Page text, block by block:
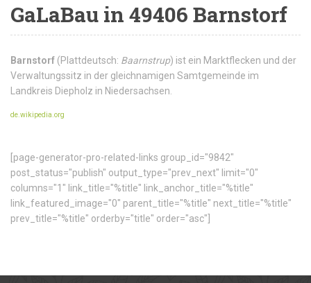
GaLaBau in 49406 Barnstorf
Barnstorf (Plattdeutsch: Baarnstrup) ist ein Marktflecken und der
Verwaltungssitz in der gleichnamigen Samtgemeinde im
Landkreis Diepholz in Niedersachsen.
de.wikipedia.org
[page-generator-pro-related-links group_id="9842"
post_status="publish" output_type="prev_next" limit="0"
columns="1" link_title="%title" link_anchor_title="%title"
link_featured_image="0" parent_title="%title" next_title="%title"
prev_title="%title" orderby="title" order="asc"]